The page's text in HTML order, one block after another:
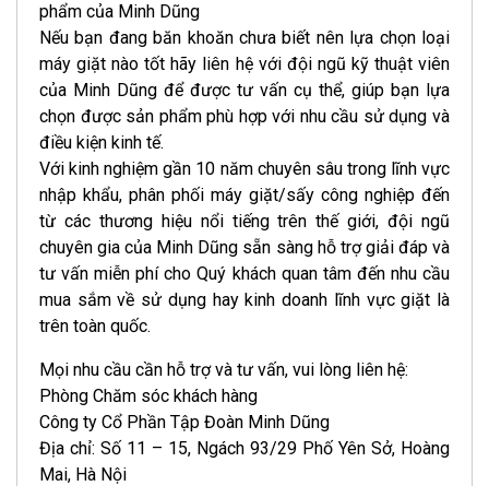
phẩm của Minh Dũng
Nếu bạn đang băn khoăn chưa biết nên lựa chọn loại
máy giặt nào tốt hãy liên hệ với đội ngũ kỹ thuật viên
của Minh Dũng để được tư vấn cụ thể, giúp bạn lựa
chọn được sản phẩm phù hợp với nhu cầu sử dụng và
điều kiện kinh tế.
Với kinh nghiệm gần 10 năm chuyên sâu trong lĩnh vực
nhập khẩu, phân phối máy giặt/sấy công nghiệp đến
từ các thương hiệu nổi tiếng trên thế giới, đội ngũ
chuyên gia của Minh Dũng sẵn sàng hỗ trợ giải đáp và
tư vấn miễn phí cho Quý khách quan tâm đến nhu cầu
mua sắm về sử dụng hay kinh doanh lĩnh vực giặt là
trên toàn quốc.
Mọi nhu cầu cần hỗ trợ và tư vấn, vui lòng liên hệ:
Phòng Chăm sóc khách hàng
Công ty Cổ Phần Tập Đoàn Minh Dũng
Địa chỉ: Số 11 – 15, Ngách 93/29 Phố Yên Sở, Hoàng
Mai, Hà Nội